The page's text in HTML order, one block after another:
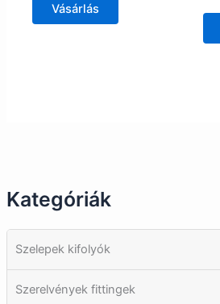
Kategóriák
Szelepek kifolyók
Szerelvények fittingek
Vásárlás